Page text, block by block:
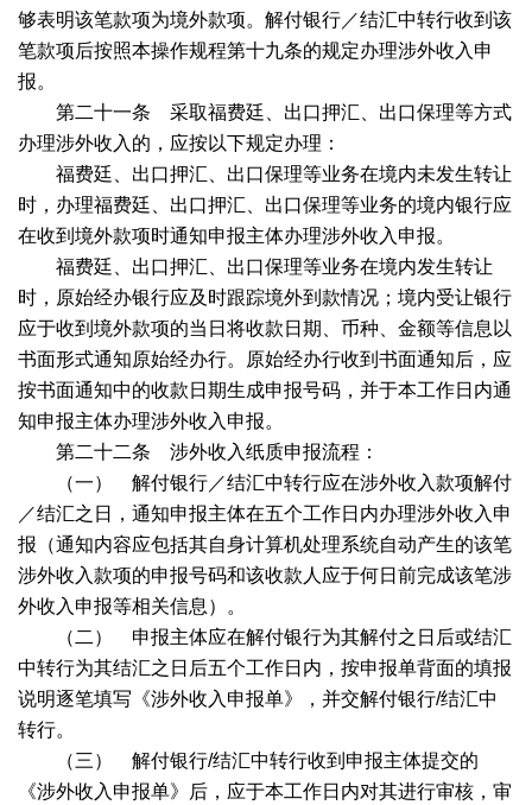
够表明该笔款项为境外款项。解付银行／结汇中转行收到该
笔款项后按照本操作规程第十九条的规定办理涉外收入申
报。
第二十一条 采取福费廷、出口押汇、出口保理等方式
办理涉外收入的，应按以下规定办理：
福费廷、出口押汇、出口保理等业务在境内未发生转让
时，办理福费廷、出口押汇、出口保理等业务的境内银行应
在收到境外款项时通知申报主体办理涉外收入申报。
福费廷、出口押汇、出口保理等业务在境内发生转让
时，原始经办银行应及时跟踪境外到款情况；境内受让银行
应于收到境外款项的当日将收款日期、币种、金额等信息以
书面形式通知原始经办行。原始经办行收到书面通知后，应
按书面通知中的收款日期生成申报号码，并于本工作日内通
知申报主体办理涉外收入申报。
第二十二条 涉外收入纸质申报流程：
（一） 解付银行／结汇中转行应在涉外收入款项解付
／结汇之日，通知申报主体在五个工作日内办理涉外收入申
报（通知内容应包括其自身计算机处理系统自动产生的该笔
涉外收入款项的申报号码和该收款人应于何日前完成该笔涉
外收入申报等相关信息）。
（二） 申报主体应在解付银行为其解付之日后或结汇
中转行为其结汇之日后五个工作日内，按申报单背面的填报
说明逐笔填写《涉外收入申报单》，并交解付银行/结汇中
转行。
（三） 解付银行/结汇中转行收到申报主体提交的
《涉外收入申报单》后，应于本工作日内对其进行审核，审